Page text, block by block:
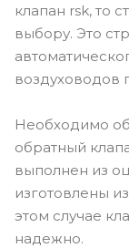
клапан rsk, то
выбору. Это
воздуховодов
Необходимо
обратный
выполнен из
изготовлены
этом случае
надежно.